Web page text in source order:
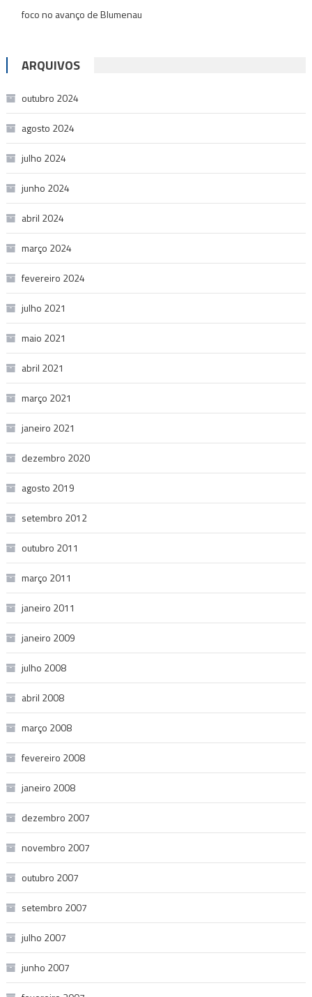
foco no avanço de Blumenau
ARQUIVOS
outubro 2024
agosto 2024
julho 2024
junho 2024
abril 2024
março 2024
fevereiro 2024
julho 2021
maio 2021
abril 2021
março 2021
janeiro 2021
dezembro 2020
agosto 2019
setembro 2012
outubro 2011
março 2011
janeiro 2011
janeiro 2009
julho 2008
abril 2008
março 2008
fevereiro 2008
janeiro 2008
dezembro 2007
novembro 2007
outubro 2007
setembro 2007
julho 2007
junho 2007